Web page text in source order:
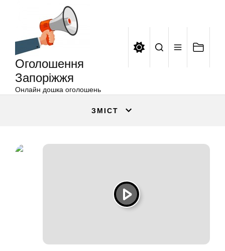
Оголошення
Запоріжжя
Онлайн дошка оголошень
ЗМІСТ